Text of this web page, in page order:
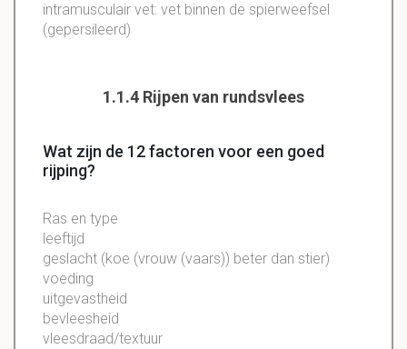
intramusculair vet: vet binnen de spierweefsel
(gepersileerd)
1.1.4 Rijpen van rundsvlees
Wat zijn de 12 factoren voor een goed
rijping?
Ras en type
leeftijd
geslacht (koe (vrouw (vaars)) beter dan stier)
voeding
uitgevastheid
bevleesheid
vleesdraad/textuur